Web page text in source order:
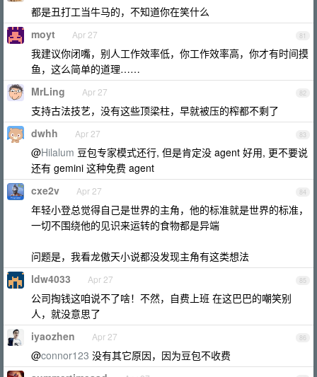
都是丑打工当牛马的，不知道你在笑什么
81
moyt Apr 27
我建议你闭嘴，别人工作效率低，你工作效率高，你才有时间摸
鱼，这么简单的道理……
82
MrLing Apr 27
支持古法技艺，没有这些顶梁柱，早就被压的榨都不剩了
83
dwhh Apr 27
@Hilalum 豆包专家模式还行, 但是肯定没 agent 好用, 更不要说
还有 gemini 这种免费 agent
84
cxe2v Apr 27
年轻小登总觉得自己是世界的主角，他的标准就是世界的标准，
一切不围绕他的见识来运转的食物都是异端
问题是，我看龙傲天小说都没发现主角有这类想法
85
ldw4033 Apr 27
公司掏钱这咱说不了啥！不然，自费上班 在这巴巴的嘲笑别
人，就没意思了
86
iyaozhen Apr 27
@connor123 没有其它原因，因为豆包不收费